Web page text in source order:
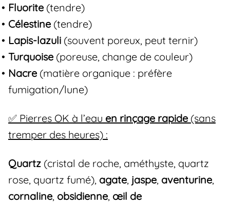
Fluorite (tendre)
Célestine (tendre)
Lapis-lazuli (souvent poreux, peut ternir)
Turquoise (poreuse, change de couleur)
Nacre (matière organique : préfère
fumigation/lune)
✅ Pierres OK à l’eau en rinçage rapide (sans
tremper des heures) :
Quartz (cristal de roche, améthyste, quartz
rose, quartz fumé), agate, jaspe, aventurine,
cornaline, obsidienne, œil de